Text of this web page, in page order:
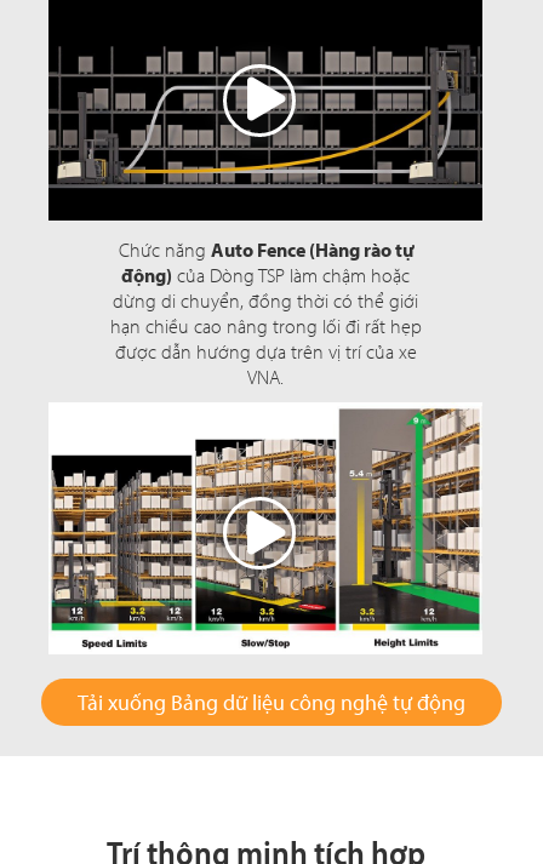
Chức năng Auto Fence (Hàng rào tự
động) của Dòng TSP làm chậm hoặc
dừng di chuyển, đồng thời có thể giới
hạn chiều cao nâng trong lối đi rất hẹp
được dẫn hướng dựa trên vị trí của xe
VNA.
Tải xuống Bảng dữ liệu công nghệ tự động
Trí thông minh tích hợp